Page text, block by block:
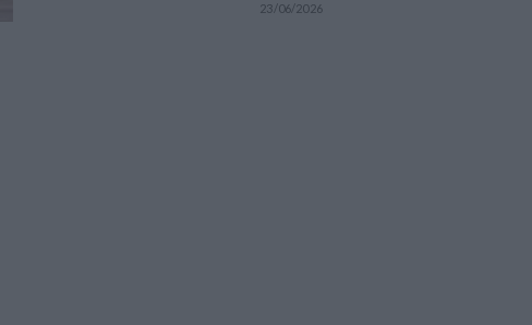
23/06/2026